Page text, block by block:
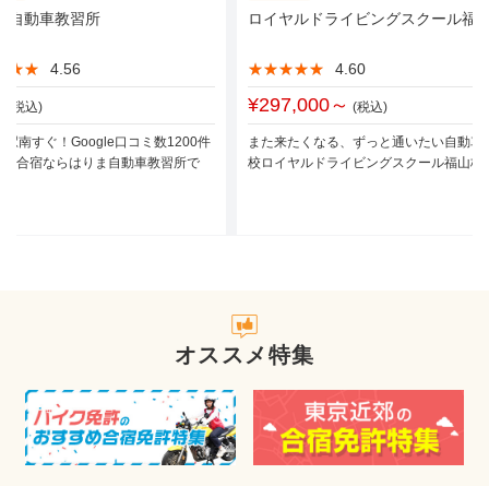
自動車教習所
4.56
(税込)
駅南すぐ！Google口コミ数1200件
合宿ならはりま自動車教習所で
ロイヤルドライビングスクール福
★★★★★
★★★★★ 4.60
¥297,000～ (税込)
また来たくなる、ずっと通いたい自動車
校ロイヤルドライビングスクール福山校
オススメ特集